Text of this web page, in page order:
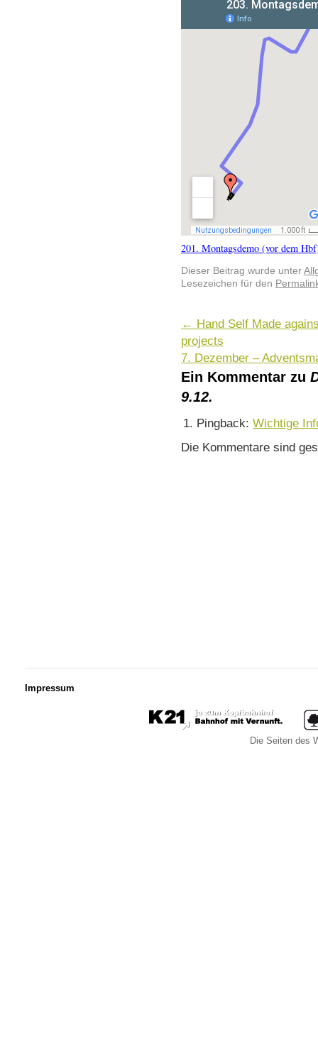
201. Montagsdemo (vor dem
Dieser Beitrag wurde unter
Lesezeichen für den
← Hand Self Made
projects
7. Dezember –
Ein Kommentar zu
9.12.
Pingback:Wichtige
Die Kommentare sind
Impressum
Die Seiten des